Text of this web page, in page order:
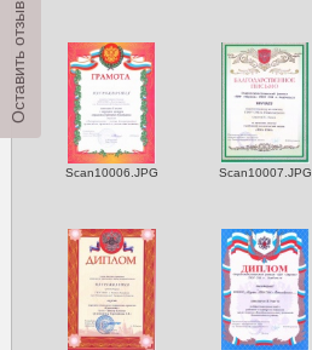
Scan10006.JPG Scan10007.JPG
Оставить отзыв